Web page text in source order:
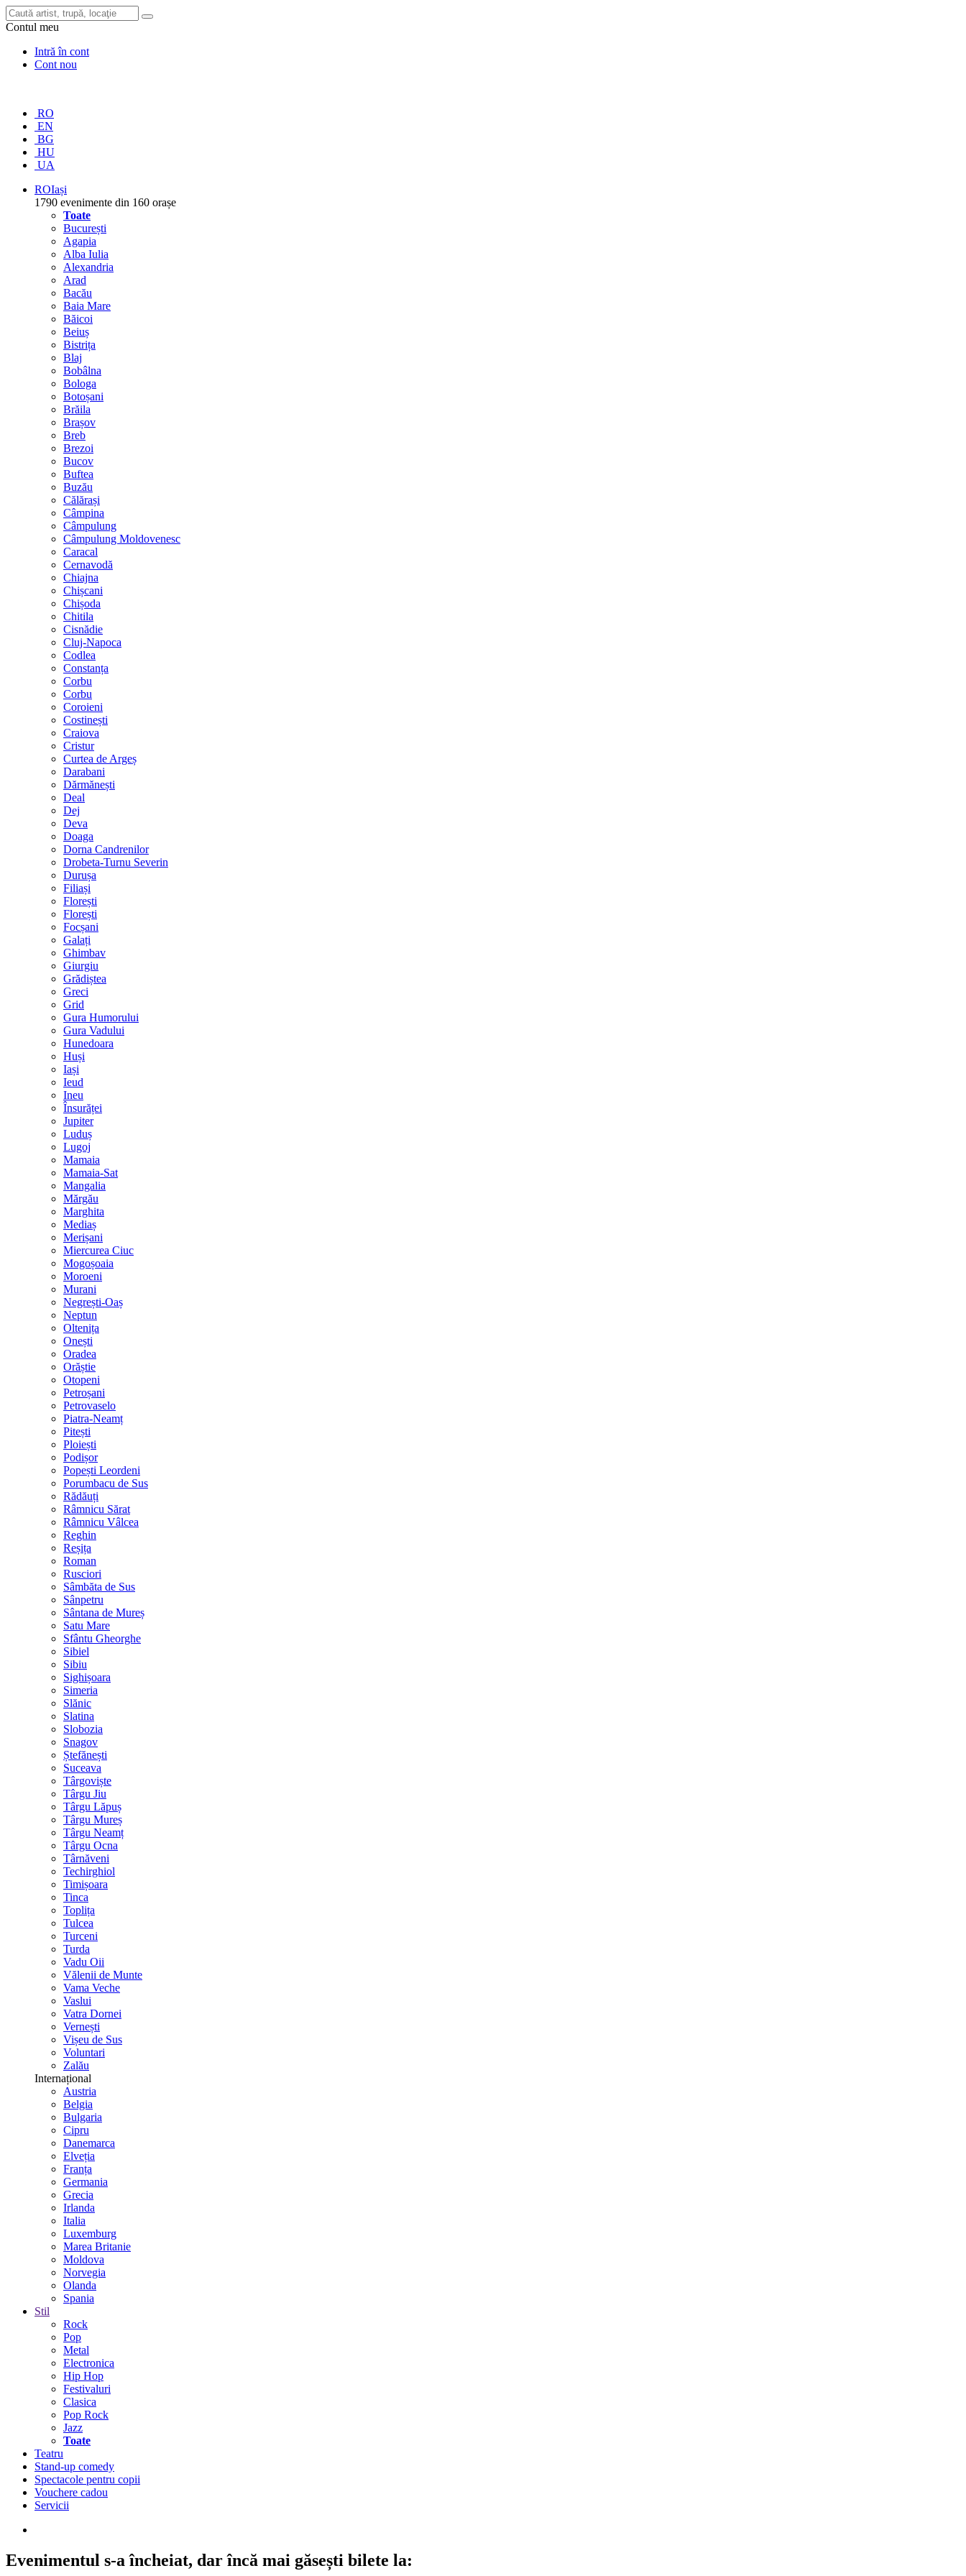
Contul meu
Intră în cont
Cont nou
RO
EN
BG
HU
UA
ROIași
1790 evenimente din 160 orașe
Toate
București
Agapia
Alba Iulia
Alexandria
Arad
Bacău
Baia Mare
Băicoi
Beiuș
Bistrița
Blaj
Bobâlna
Bologa
Botoșani
Brăila
Brașov
Breb
Brezoi
Bucov
Buftea
Buzău
Călărași
Câmpina
Câmpulung
Câmpulung Moldovenesc
Caracal
Cernavodă
Chiajna
Chișcani
Chișoda
Chitila
Cisnădie
Cluj-Napoca
Codlea
Constanța
Corbu
Corbu
Coroieni
Costinești
Craiova
Cristur
Curtea de Argeș
Darabani
Dărmănești
Deal
Dej
Deva
Doaga
Dorna Candrenilor
Drobeta-Turnu Severin
Durușa
Filiași
Florești
Florești
Focșani
Galați
Ghimbav
Giurgiu
Grădiștea
Greci
Grid
Gura Humorului
Gura Vadului
Hunedoara
Huși
Iași
Ieud
Ineu
Însurăței
Jupiter
Luduș
Lugoj
Mamaia
Mamaia-Sat
Mangalia
Mărgău
Marghita
Mediaș
Merișani
Miercurea Ciuc
Mogoșoaia
Moroeni
Murani
Negrești-Oaș
Neptun
Oltenița
Onești
Oradea
Orăștie
Otopeni
Petroșani
Petrovaselo
Piatra-Neamț
Pitești
Ploiești
Podișor
Popești Leordeni
Porumbacu de Sus
Rădăuți
Râmnicu Sărat
Râmnicu Vâlcea
Reghin
Reșița
Roman
Rusciori
Sâmbăta de Sus
Sânpetru
Sântana de Mureș
Satu Mare
Sfântu Gheorghe
Sibiel
Sibiu
Sighișoara
Simeria
Slănic
Slatina
Slobozia
Snagov
Ștefănești
Suceava
Târgoviște
Târgu Jiu
Târgu Lăpuș
Târgu Mureș
Târgu Neamț
Târgu Ocna
Târnăveni
Techirghiol
Timișoara
Tinca
Toplița
Tulcea
Turceni
Turda
Vadu Oii
Vălenii de Munte
Vama Veche
Vaslui
Vatra Dornei
Vernești
Vișeu de Sus
Voluntari
Zalău
Internațional
Austria
Belgia
Bulgaria
Cipru
Danemarca
Elveția
Franța
Germania
Grecia
Irlanda
Italia
Luxemburg
Marea Britanie
Moldova
Norvegia
Olanda
Spania
Stil
Rock
Pop
Metal
Electronica
Hip Hop
Festivaluri
Clasica
Pop Rock
Jazz
Toate
Teatru
Stand-up comedy
Spectacole pentru copii
Vouchere cadou
Servicii
Evenimentul s-a încheiat, dar încă mai găsești bilete la: